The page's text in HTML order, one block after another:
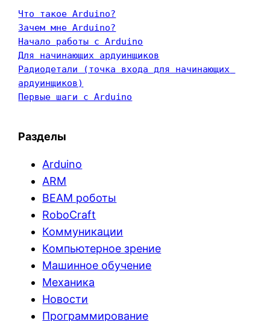
Что такое Arduino?
Зачем мне Arduino?
Начало работы с Arduino
Для начинающих ардуинщиков
Радиодетали (точка входа для начинающих
ардуинщиков)
Первые шаги с Arduino
Разделы
Arduino
ARM
BEAM роботы
RoboCraft
Коммуникации
Компьютерное зрение
Машинное обучение
Механика
Новости
Программирование